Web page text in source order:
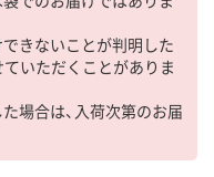
きないことが判明した
いただくことがありま
場合は、入荷次第のお届